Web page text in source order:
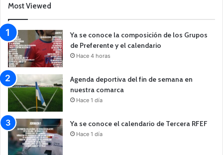
Most Viewed
Ya se conoce la composición de los Grupos
de Preferente y el calendario
Hace 4 horas
Agenda deportiva del fin de semana en
nuestra comarca
Hace 1 día
Ya se conoce el calendario de Tercera RFEF
Hace 1 día